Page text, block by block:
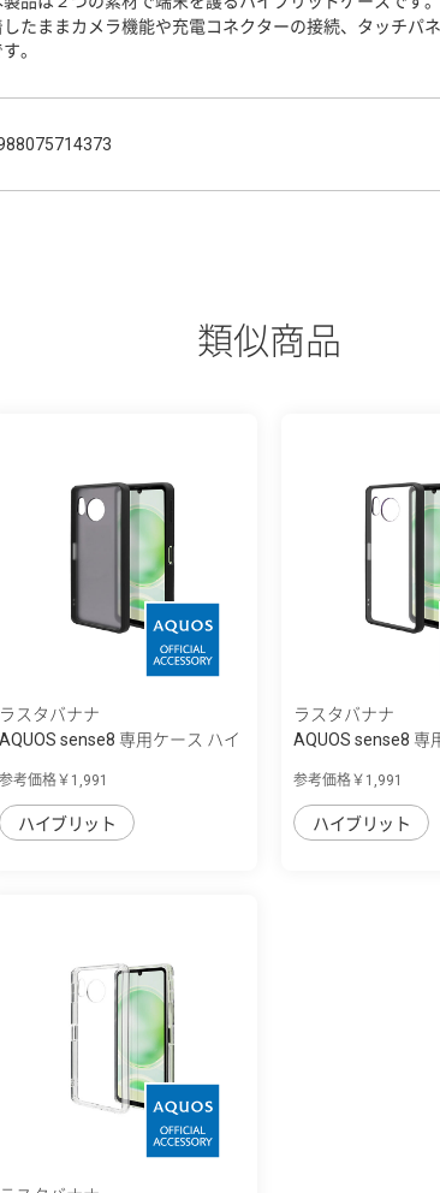
したままカメラ機能や充電コネクターの接続、タッチパ
。
類似商品
ラスタバナナ
AQUOS sense8 専用ケース ハイ
参考価格￥1,991
ハイブリット
ラスタバナナ
AQUOS sense8 専
参考価格￥1,991
ハイブリット